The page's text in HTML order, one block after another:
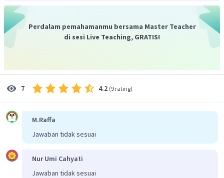
Perdalam pemahamanmu bersama Master Teacher
di sesi Live Teaching, GRATIS!
7 4.2 (9 rating)
M.Raffa
Jawaban tidak sesuai
Nur Umi Cahyati
Jawaban tidak sesuai